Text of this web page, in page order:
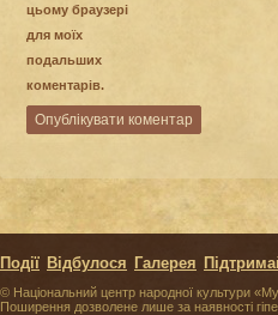
цьому браузері
для моїх
подальших
коментарів.
© Національний центр народної культури
Поширення дозволене лише за наявності
Події Відбулося Галерея